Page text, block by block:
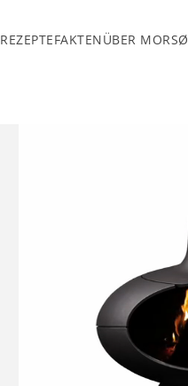
REZEPTEFAKTENÜBER MORSØ